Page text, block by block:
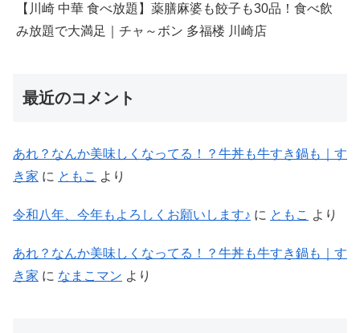
【川崎 中華 食べ放題】薬膳麻婆も餃子も30品！食べ飲
み放題で大満足｜チャ～ボン 多福楼 川崎店
最近のコメント
あれ？なんか美味しくなってる！？牛丼も牛すき鍋も｜す
き家 に ともこ より
令和八年、今年もよろしくお願いします♪ に ともこ より
あれ？なんか美味しくなってる！？牛丼も牛すき鍋も｜す
き家 に なまこマン より